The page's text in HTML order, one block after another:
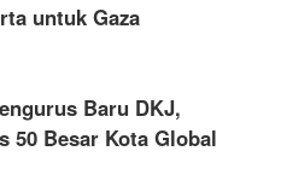
untuk Gaza
Baru DKJ,
50 Besar Kota Global